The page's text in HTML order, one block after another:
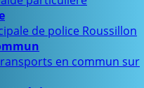
de police Roussillon
en commun sur